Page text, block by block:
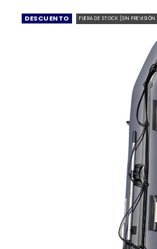
DESCUENTO FUERA DE STOCK (SIN PREVISIÓN